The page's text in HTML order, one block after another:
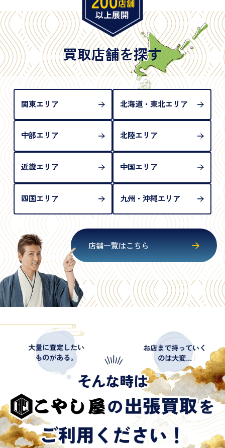
年月日が記載されているもの
※日本国政府発行のもの
※2020年2月4日以降に申請された新型パスポートに
は「所持人記入欄（住所記載欄）」が存在しないた
め、単体では古物営業法上の本人確認書類として認
められない（住所確認ができないため）。補助書類
が必要となります
買取店舗を探す
関東エリア 北海道・東北エリア
中部エリア 北陸エリア
近畿エリア 中国エリア
四国エリア 九州・沖縄エリア
店舗一覧はこちら